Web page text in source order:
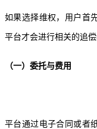
如果选择维权，用户首
平台才会进行相关的追偿
（一）委托与费用
平台通过电子合同或者